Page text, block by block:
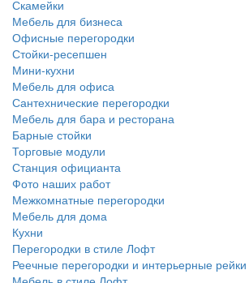
Скамейки
Мебель для бизнеса
Офисные перегородки
Стойки-ресепшен
Мини-кухни
Мебель для офиса
Сантехнические перегородки
Мебель для бара и ресторана
Барные стойки
Торговые модули
Станция официанта
Фото наших работ
Межкомнатные перегородки
Мебель для дома
Кухни
Перегородки в стиле Лофт
Реечные перегородки и интерьерные рейки